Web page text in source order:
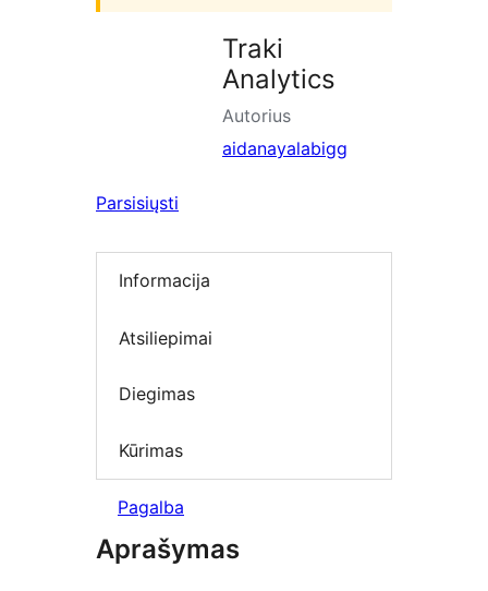
Traki
Analytics
Autorius
aidanayalabigg
Parsisiųsti
Informacija
Atsiliepimai
Diegimas
Kūrimas
Pagalba
Aprašymas